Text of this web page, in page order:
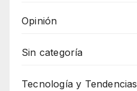
Opinión
Sin categoría
Tecnología y Tendencias